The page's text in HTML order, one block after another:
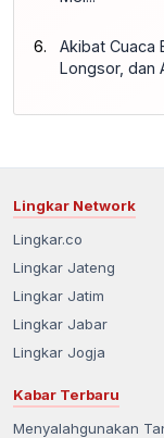
Akibat Cuaca
Longsor, dan
Lingkar Network
Lingkar.co
Lingkar Jateng
Lingkar Jatim
Lingkar Jabar
Lingkar Jogja
Kabar Terbaru
Menyalahgunakan